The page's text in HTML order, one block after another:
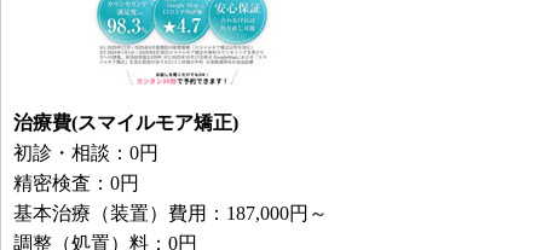
治療費(スマイルモア矯正)
初診・相談：0円
精密検査：0円
基本治療（装置）費用：187,000円～
調整（処置）料：0円